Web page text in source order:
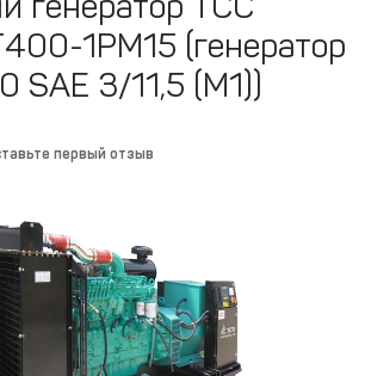
1РМ15 (генератор
SAE 3/11,5 (М1))
первый отзыв